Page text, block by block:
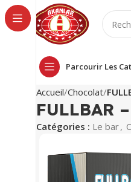
Parcourir Les
Accueil Chocolat
FULLBAR
Catégories : Le bar,